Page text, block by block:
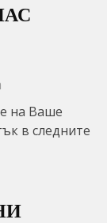
на Ваше
в следните